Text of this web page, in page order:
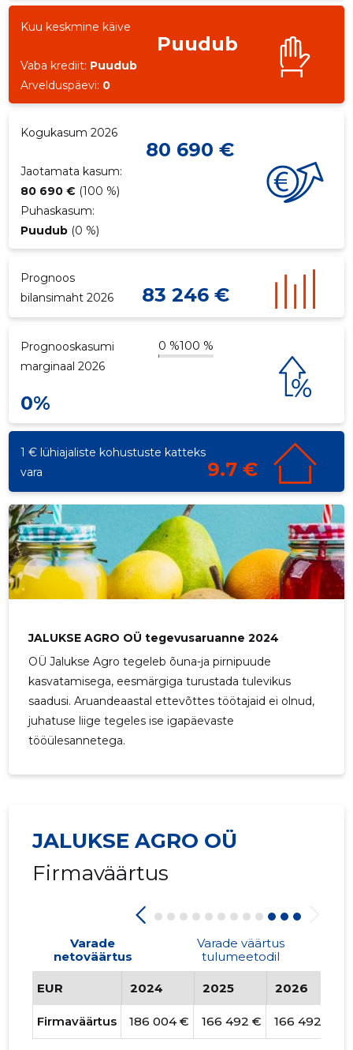
Kuu keskmine käive
Puudub
Vaba krediit: Puudub
Arvelduspäevi: 0
Kogukasum 2026
80 690 €
Jaotamata kasum:
80 690 € (100 %)
Puhaskasum:
Puudub (0 %)
Prognoos
bilansimaht 2026
83 246 €
Prognooskasumi
marginaal 2026
0 %100 %
0%
1 € lühiajaliste kohustuste katteks
vara
9.7 €
JALUKSE AGRO OÜ tegevusaruanne 2024
OÜ Jalukse Agro tegeleb õuna-ja pirnipuude
kasvatamisega, eesmärgiga turustada tulevikus
saadusi. Aruandeaastal ettevõttes töötajaid ei olnud,
juhatuse liige tegeles ise igapäevaste
tööülesannetega.
JALUKSE AGRO OÜ
Firmaväärtus
Varade
netoväärtus
Varade väärtus
tulumeetodil
EUR 2024 2025 2026
Firmaväärtus 186 004 € 166 492 € 166 492 €